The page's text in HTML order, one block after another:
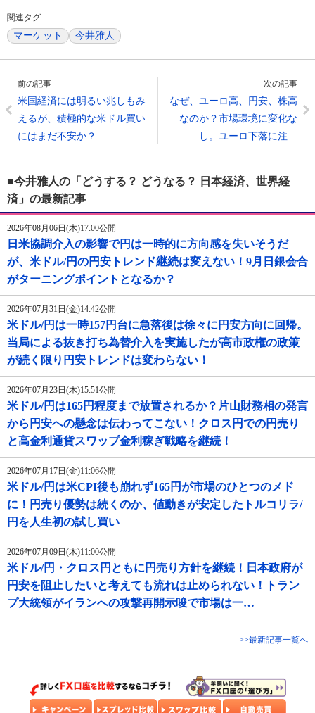
関連タグ
マーケット 今井雅人
前の記事
米国経済には明るい兆しもみ
えるが、積極的な米ドル買い
にはまだ不安か？
次の記事
なぜ、ユーロ高、円安、株高
なのか？市場環境に変化な
し。ユーロ下落に注…
■今井雅人の「どうする？ どうなる？ 日本経済、世界経
済」の最新記事
2026年08月06日(木)17:00公開
日米協調介入の影響で円は一時的に方向感を失いそうだ
が、米ドル/円の円安トレンド継続は変えない！9月日銀会合
がターニングポイントとなるか？
2026年07月31日(金)14:42公開
米ドル/円は一時157円台に急落後は徐々に円安方向に回帰。
当局による抜き打ち為替介入を実施したが高市政権の政策
が続く限り円安トレンドは変わらない！
2026年07月23日(木)15:51公開
米ドル/円は165円程度まで放置されるか？片山財務相の発言
から円安への懸念は伝わってこない！クロス円での円売り
と高金利通貨スワップ金利稼ぎ戦略を継続！
2026年07月17日(金)11:06公開
米ドル/円は米CPI後も崩れず165円が市場のひとつのメド
に！円売り優勢は続くのか、値動きが安定したトルコリラ/
円を人生初の試し買い
2026年07月09日(木)11:00公開
米ドル/円・クロス円ともに円売り方針を継続！日本政府が
円安を阻止したいと考えても流れは止められない！トラン
プ大統領がイランへの攻撃再開示唆で市場は一…
>>最新記事一覧へ